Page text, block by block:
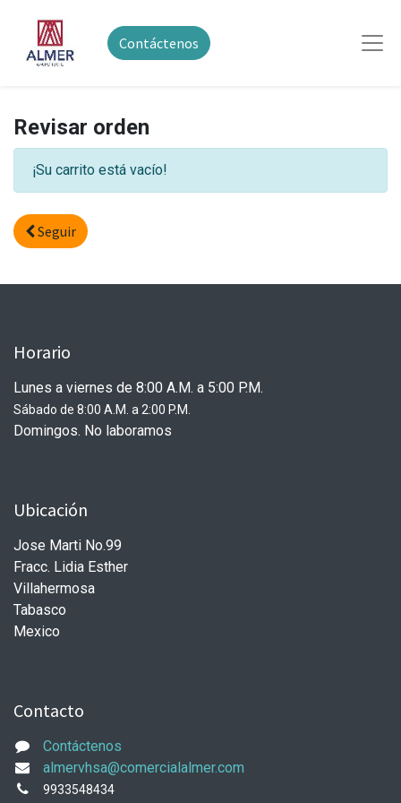
Contáctenos
Revisar orden
¡Su carrito está vacío!
Seguir
Horario
Lunes a viernes de 8:00 A.M. a 5:00 P.M.
Sábado de 8:00 A.M. a 2:00 P.M.
Domingos. No laboramos
Ubicación
Jose Marti No.99
Fracc. Lidia Esther
Villahermosa
Tabasco
Mexico
Contacto
Contáctenos
almervhsa@comercialalmer.com
9933548434